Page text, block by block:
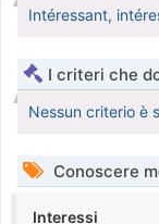
Intéressant,
I criteri che
Nessun criterio è
Conoscere
Interessi